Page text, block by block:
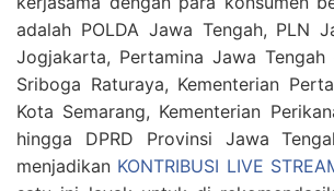
adalah POLDA Jawa Tengah, PLN
Jogjakarta, Pertamina Jawa Tengah
Sriboga Raturaya, Kementerian
Kota Semarang, Kementerian
hingga DPRD Provinsi Jawa
menjadikan KONTRIBUSI LIVE